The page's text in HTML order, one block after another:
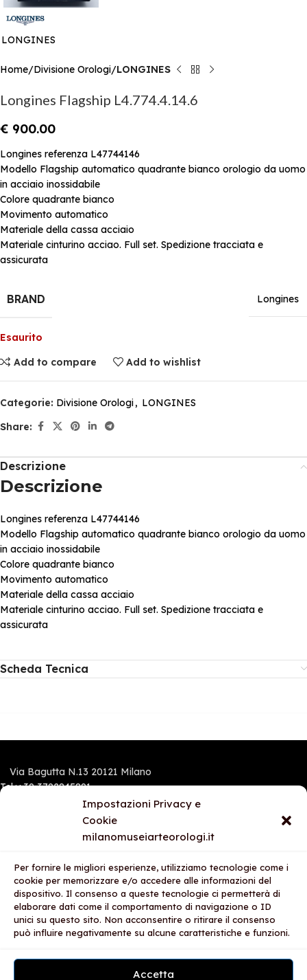
Impostazioni Privacy e
Cookie
milanomuseiarteorologi.it
Per fornire le migliori esperienze, utilizziamo tecnologie come i
cookie per memorizzare e/o accedere alle informazioni del
dispositivo. Il consenso a queste tecnologie ci permetterà di
elaborare dati come il comportamento di navigazione o ID
unici su questo sito. Non acconsentire o ritirare il consenso
può influire negativamente su alcune caratteristiche e funzioni.
Accetta
LONGINES
Home Divisione Orologi LONGINES
Longines Flagship L4.774.4.14.6
€ 900.00
Longines referenza L47744146
Modello Flagship automatico quadrante bianco orologio da uomo
in acciaio inossidabile
Colore quadrante bianco
Movimento automatico
Materiale della cassa acciaio
Materiale cinturino acciao. Full set. Spedizione tracciata e
assicurata
BRAND Longines
Esaurito
Add to compare
Add to wishlist
Categorie: Divisione Orologi, LONGINES
Share:
Descrizione
Descrizione
Longines referenza L47744146
Modello Flagship automatico quadrante bianco orologio da uomo
in acciaio inossidabile
Colore quadrante bianco
Movimento automatico
Materiale della cassa acciaio
Materiale cinturino acciao. Full set. Spedizione tracciata e
assicurata
Scheda Tecnica
Via Bagutta N.13 20121 Milano
Tel.:+39 3792845891
Mobile e Whatsapp: 3792845891
I NOSTRI STORES
AREA LEGALE
AZIENDA
2025 Milano Musei Arte Orologi S.R.L.S.- PARTITA IVA: 12727570967 -By